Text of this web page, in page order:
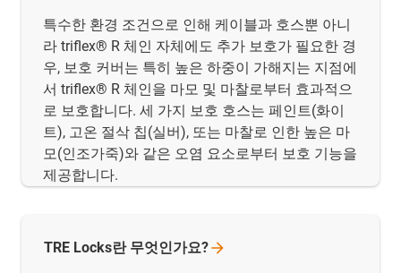
특수한 환경 조건으로 인해 케이블과 호스뿐 아니
라 triflex® R 체인 자체에도 추가 보호가 필요한 경
우, 보호 커버는 특히 높은 하중이 가해지는 지점에
서 triflex® R 체인을 마모 및 마찰로부터 효과적으
로 보호합니다. 세 가지 보호 호스는 페인트(화이
트), 고온 절삭 칩(실버), 또는 마찰로 인한 높은 마
모(인조가죽)와 같은 오염 요소로부터 보호 기능을
제공합니다.
TRE Locks란 무엇인가요?